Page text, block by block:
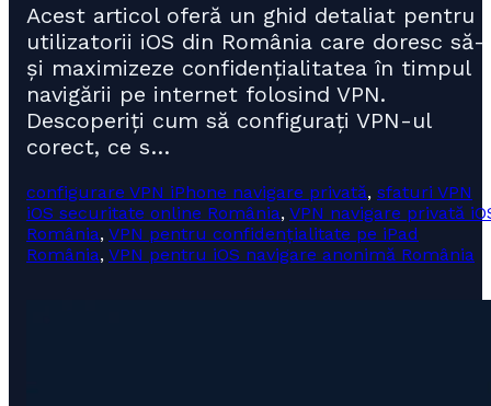
Acest articol oferă un ghid detaliat pentru
utilizatorii iOS din România care doresc să-
și maximizeze confidențialitatea în timpul
navigării pe internet folosind VPN.
Descoperiți cum să configurați VPN-ul
corect, ce s…
configurare VPN iPhone navigare privată, sfaturi VPN
iOS securitate online România, VPN navigare privată
România, VPN pentru confidențialitate pe iPad
România, VPN pentru iOS navigare anonimă România